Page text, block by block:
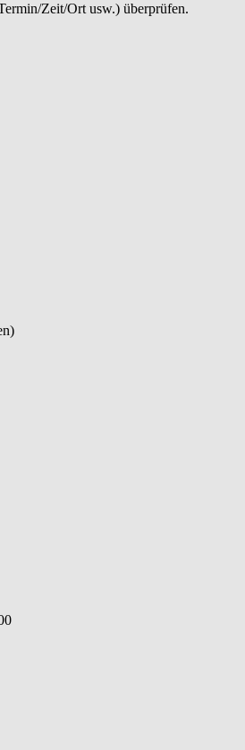
Zeit/Ort usw.) überprüfen.